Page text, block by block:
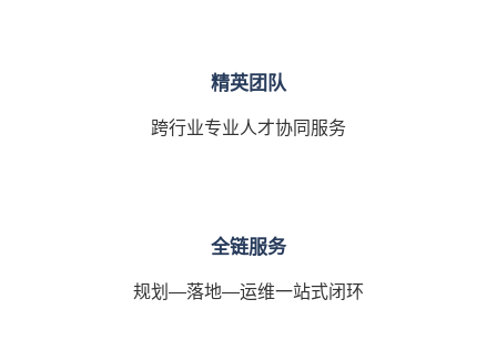
精英团队
跨行业专业人才协同服务
全链服务
规划—落地—运维一站式闭环